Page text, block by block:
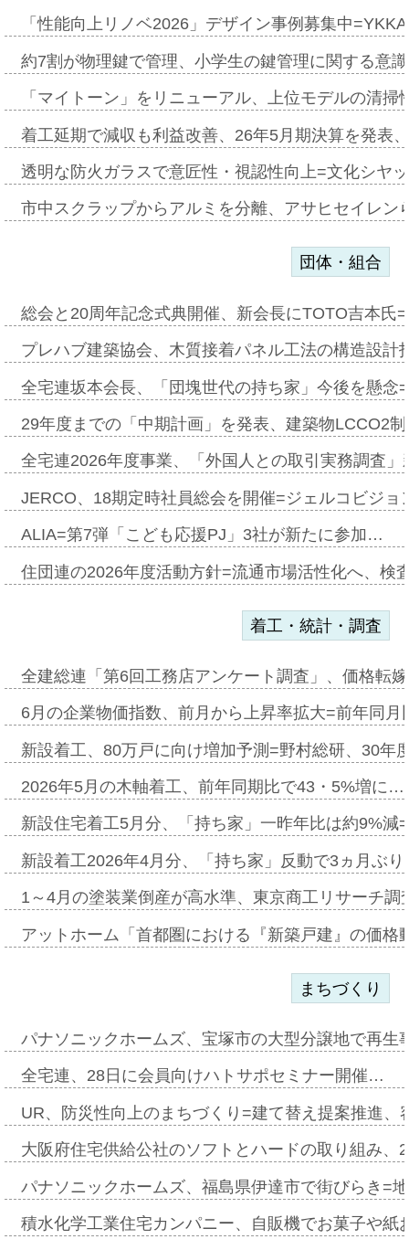
「性能向上リノベ2026」デザイン事例募集中
約7割が物理鍵で管理、小学生の鍵管理に関する意
「マイトーン」をリニューアル、上位モデルの清
着工延期で減収も利益改善、26年5月期決算を発表
透明な防火ガラスで意匠性・視認性向上=文化シヤ
市中スクラップからアルミを分離、アサヒセイレ
団体・組合
総会と20周年記念式典開催、新会長にTOTO吉本氏
プレハブ建築協会、木質接着パネル工法の構造設
全宅連坂本会長、「団塊世代の持ち家」今後を懸
29年度までの「中期計画」を発表、建築物LCCO2
全宅連2026年度事業、「外国人との取引実務調査
JERCO、18期定時社員総会を開催=ジェルコビジ
ALIA=第7弾「こども応援PJ」3社が新たに参加…
住団連の2026年度活動方針=流通市場活性化へ、検
着工・統計・調査
全建総連「第6回工務店アンケート調査」、価格転
6月の企業物価指数、前月から上昇率拡大=前年同
新設着工、80万戸に向け増加予測=野村総研、30年
2026年5月の木軸着工、前年同期比で43・5%増に…
新設住宅着工5月分、「持ち家」一昨年比は約9%
新設着工2026年4月分、「持ち家」反動で3ヵ月ぶ
1～4月の塗装業倒産が高水準、東京商工リサーチ
アットホーム「首都圏における『新築戸建』の価
まちづくり
パナソニックホームズ、宝塚市の大型分譲地で再
全宅連、28日に会員向けハトサポセミナー開催…
UR、防災性向上のまちづくり=建て替え提案推進
大阪府住宅供給公社のソフトとハードの取り組み
パナソニックホームズ、福島県伊達市で街びらき=
積水化学工業住宅カンパニー、自販機でお菓子や